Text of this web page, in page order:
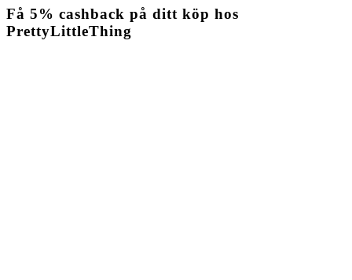
Få 5% cashback på ditt köp hos
PrettyLittleThing